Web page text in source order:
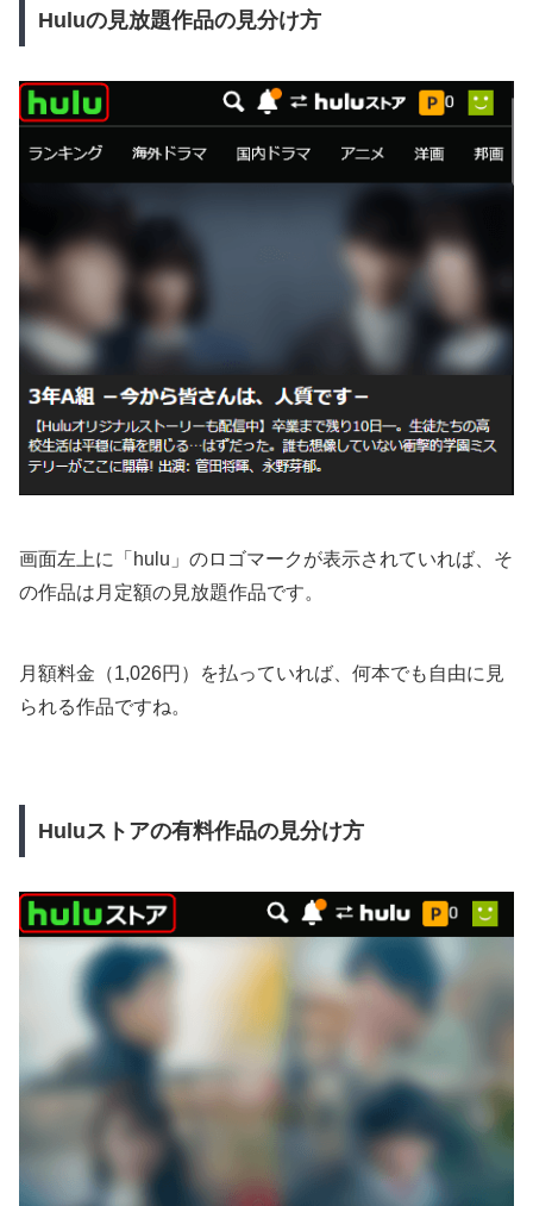
Huluの見放題作品の見分け方
画面左上に「hulu」のロゴマークが表示されていれば、そ
の作品は月定額の見放題作品です。
月額料金（1,026円）を払っていれば、何本でも自由に見
られる作品ですね。
Huluストアの有料作品の見分け方